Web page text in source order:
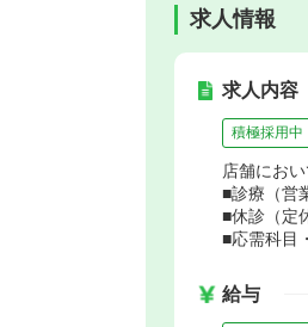
求人情報
求人内容
積極採用中
店舗にお
■診療（営
■休診（定
■応需科目
給与